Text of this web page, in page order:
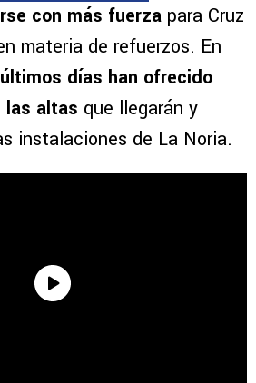
con más fuerza para Cruz
materia de refuerzos. En
días han ofrecido
las altas que llegarán y
instalaciones de La Noria.